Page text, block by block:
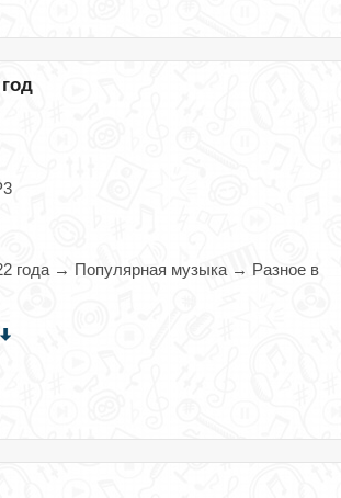
года → Популярная музыка → Разное в